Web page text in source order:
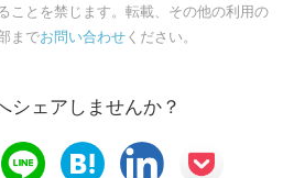
ことを禁じます。転載、その他の利用の
までお問い合わせ ください。
シェアしませんか？